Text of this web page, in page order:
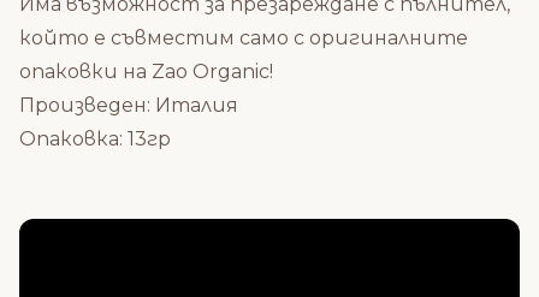
който е съвместим само с оригиналните
опаковки на Zao Organic!
Произведен: Италия
Опаковка: 13гр